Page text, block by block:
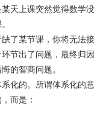
天上课突然觉得数学没
了某节课，你将无法接
节出了问题，最终归因
的智商问题。
化的。所谓体系化的意
而是：